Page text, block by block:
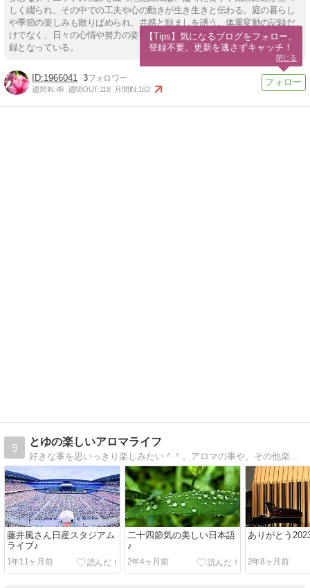
しく綴られ、その中での工夫や心の動きが生き生きと伝わる。庭の暮らし
や季節の楽しみも散りばめられ、共感と励ましを誘う。体重変動の記録だ
けでなく、日々の心情や努力の姿勢も見える、透明感あふれるリアルな記
録となっている。
1966041 3
週間IN:49 週間OUT:118 月間IN:182
9
とゆの楽しいアロマライフ
藤井風さん日産スタジアム
ライブ♪
1年11ヶ月前
二十四節気の美しい日本語
♪
2年4ヶ月前
ありがとう
2年8ヶ月前
【Tips】気になるブログをフォロー。
登録不要。更新を逃さずキャッチ！
閉じる